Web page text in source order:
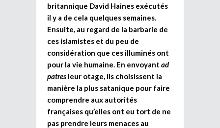
britannique David Haines exécutés
il y a de cela quelques semaines.
Ensuite, au regard de la barbarie de
ces islamistes et du peu de
considération que ces illuminés ont
pour la vie humaine. En envoyant ad
patres leur otage, ils choisissent la
manière la plus satanique pour faire
comprendre aux autorités
françaises qu’elles ont eu tort de ne
pas prendre leurs menaces au